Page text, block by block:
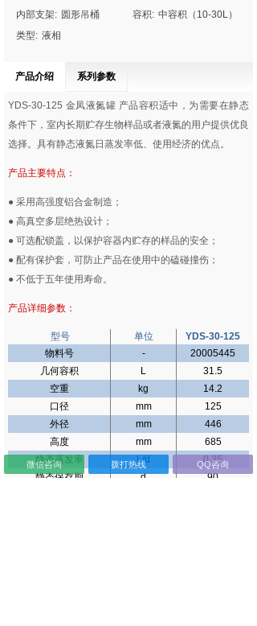
内部支架: 圆形吊桶 容积: 中容积（10-30L）
类型: 液相
产品介绍 系列参数
YDS-30-125 金凤液氮罐 产品容积适中，为需要在静态
条件下，室内长期贮存生物样品或者液氮的用户提供优良
选择。具有静态液氮日蒸发率低、使用经济的优点。
产品主要特点：
● 采用高强度铝合金制造；
● 高真空多层绝热设计；
● 可选配锁盖，以保护容器内贮存的样品的安全；
● 配有保护套，可防止产品在使用中的磕碰撞伤；
● 不低于五年使用寿命。
产品详细参数：
型号 单位
YDS-30-125
物料号
-
20005445
几何容积
L
31.5
空重
kg
14.2
口径
mm
125
外径
mm
446
高度
mm
685
静态蒸发率
L/d
0.35
静态保存期
d
90
QQ咨询
微信咨询 拨打热线